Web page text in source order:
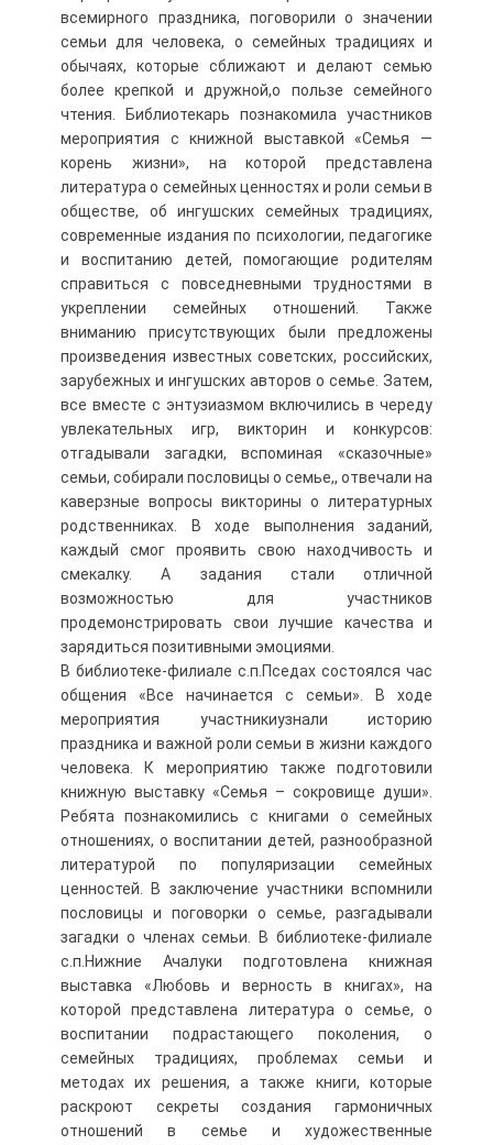
всемирного праздника, поговорили о значении
семьи для человека, о семейных традициях и
обычаях, которые сближают и делают семью
более крепкой и дружной,о пользе семейного
чтения. Библиотекарь познакомила участников
мероприятия с книжной выставкой «Семья —
корень жизни», на которой представлена
литература о семейных ценностях и роли семьи в
обществе, об ингушских семейных традициях,
современные издания по психологии, педагогике
и воспитанию детей, помогающие родителям
справиться с повседневными трудностями в
укреплении семейных отношений. Также
вниманию присутствующих были предложены
произведения известных советских, российских,
зарубежных и ингушских авторов о семье. Затем,
все вместе с энтузиазмом включились в череду
увлекательных игр, викторин и конкурсов:
отгадывали загадки, вспоминая «сказочные»
семьи, собирали пословицы о семье,, отвечали на
каверзные вопросы викторины о литературных
родственниках. В ходе выполнения заданий,
каждый смог проявить свою находчивость и
смекалку. А задания стали отличной
возможностью для участников
продемонстрировать свои лучшие качества и
зарядиться позитивными эмоциями.
В библиотеке-филиале с.п.Пседах состоялся час
общения «Все начинается с семьи». В ходе
мероприятия участникиузнали историю
праздника и важной роли семьи в жизни каждого
человека. К мероприятию также подготовили
книжную выставку «Семья – сокровище души».
Ребята познакомились с книгами о семейных
отношениях, о воспитании детей, разнообразной
литературой по популяризации семейных
ценностей. В заключение участники вспомнили
пословицы и поговорки о семье, разгадывали
загадки о членах семьи. В библиотеке-филиале
с.п.Нижние Ачалуки подготовлена книжная
выставка «Любовь и верность в книгах», на
которой представлена литература о семье, о
воспитании подрастающего поколения, о
семейных традициях, проблемах семьи и
методах их решения, а также книги, которые
раскроют секреты создания гармоничных
отношений в семье и художественные